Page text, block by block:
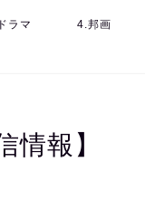
ラマ 4.邦画
情報】